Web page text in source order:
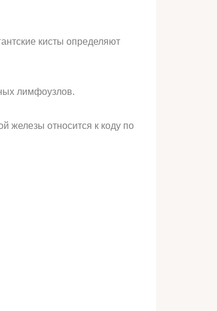
кисты определяют
лимфоузлов.
железы относится к коду по